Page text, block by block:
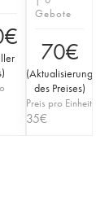
€
)
Gebote
70€
(Aktualisierung
des Preises)
Preis pro Einheit
35€